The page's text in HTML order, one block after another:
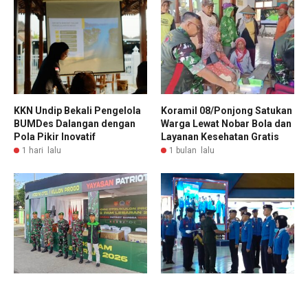
KKN Undip Bekali Pengelola
BUMDes Dalangan dengan
Pola Pikir Inovatif
1 hari lalu
Koramil 08/Ponjong Satukan
Warga Lewat Nobar Bola dan
Layanan Kesehatan Gratis
1 bulan lalu